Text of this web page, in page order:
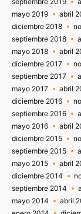
mayo 2019
abril
diciembre 2018
septiembre 2018
mayo 2018
abril
diciembre 2017
septiembre 2017
mayo 2017
abril
diciembre 2016
septiembre 2016
mayo 2016
abril
diciembre 2015
septiembre 2015
mayo 2015
abril
diciembre 2014
septiembre 2014
mayo 2014
abril